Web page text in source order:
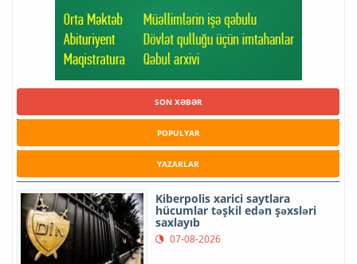
SON XƏBƏR
POPULYAR
YAZARLAR
Kiberpolis xarici saytlara
hücumlar təşkil edən şəxsləri
saxlayıb
07-08-2026